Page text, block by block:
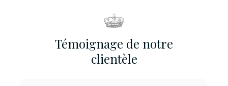
Témoignage de notre
clientèle